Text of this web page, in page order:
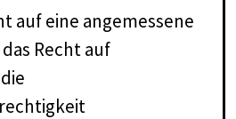
auf eine angemessene
Recht auf